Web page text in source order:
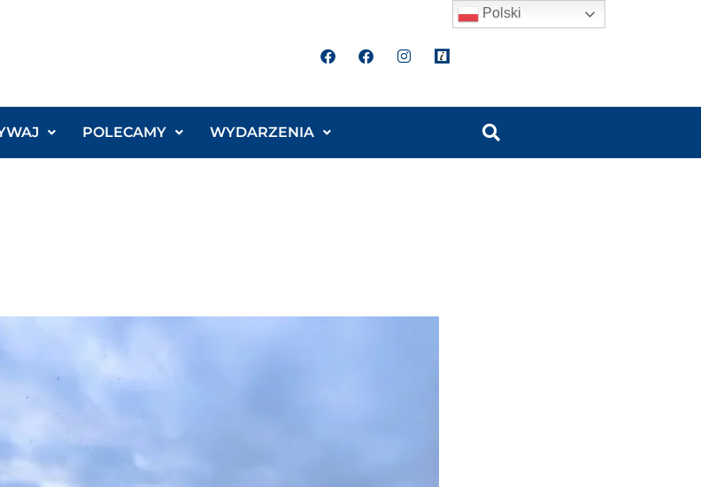
POLECAMY WYDARZENIA
Polski